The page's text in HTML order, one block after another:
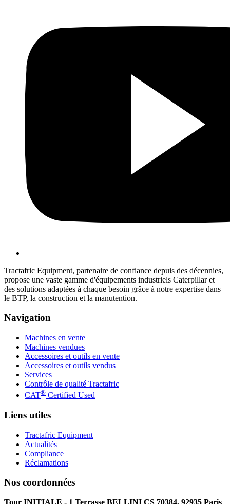
Tractafric Equipment, partenaire de confiance depuis des décennies,
propose une vaste gamme d'équipements industriels Caterpillar et
des solutions adaptées à chaque besoin grâce à notre expertise dans
le BTP, la construction et la manutention.
Navigation
Machines en vente
Machines vendues
Accessoires et outils en vente
Accessoires et outils vendus
Services
Contrôle de qualité Tractafric
CAT® Certified Used
Liens utiles
Tractafric Equipment
Actualités
Compliance
Réclamations
Nos coordonnées